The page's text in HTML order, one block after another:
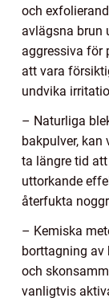
och
avlägsna brun
aggressiva för
att vara
undvika
– Naturliga
bakpulver,
ta längre tid
uttorkande
återfukta
– Kemiska
borttagning av
och
vanligtvis